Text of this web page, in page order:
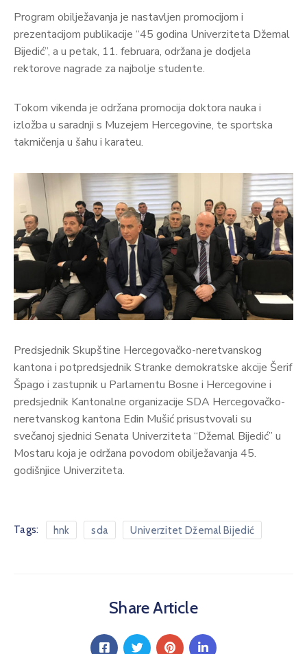
Program obilježavanja je nastavljen promocijom i
prezentacijom publikacije “45 godina Univerziteta Džemal
Bijedić”, a u petak, 11. februara, održana je dodjela
rektorove nagrade za najbolje studente.
Tokom vikenda je održana promocija doktora nauka i
izložba u saradnji s Muzejem Hercegovine, te sportska
takmičenja u šahu i karateu.
Predsjednik Skupštine Hercegovačko-neretvanskog
kantona i potpredsjednik Stranke demokratske akcije Šerif
Špago i zastupnik u Parlamentu Bosne i Hercegovine i
predsjednik Kantonalne organizacije SDA Hercegovačko-
neretvanskog kantona Edin Mušić prisustvovali su
svečanoj sjednici Senata Univerziteta “Džemal Bijedić” u
Mostaru koja je održana povodom obilježavanja 45.
godišnjice Univerziteta.
Tags: hnk sda Univerzitet Džemal Bijedić
Share Article